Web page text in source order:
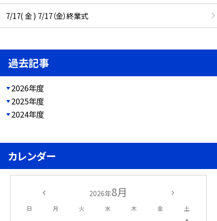
7/17( 金 ) 7/17（金）終業式
過去記事
2026年度
2025年度
2024年度
カレンダー
2026年8月
日 月 火 水 木 金 土